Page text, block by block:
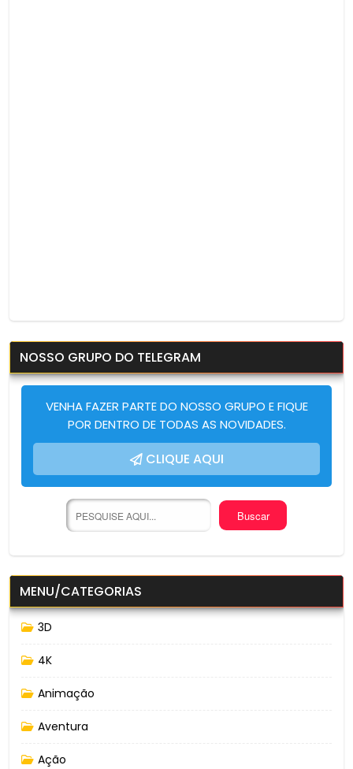
NOSSO GRUPO DO TELEGRAM
VENHA FAZER PARTE DO NOSSO GRUPO E FIQUE
POR DENTRO DE TODAS AS NOVIDADES.
CLIQUE AQUI
MENU/CATEGORIAS
3D
4K
Animação
Aventura
Ação